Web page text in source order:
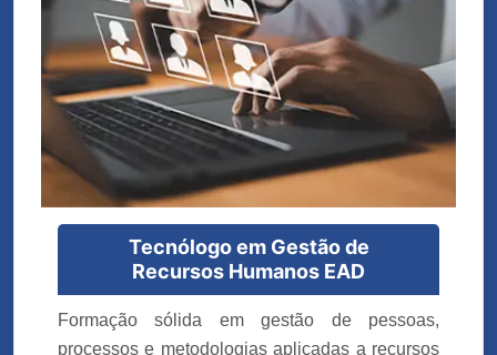
Tecnólogo em Gestão de
Recursos Humanos EAD
Formação sólida em gestão de pessoas,
processos e metodologias aplicadas a recursos